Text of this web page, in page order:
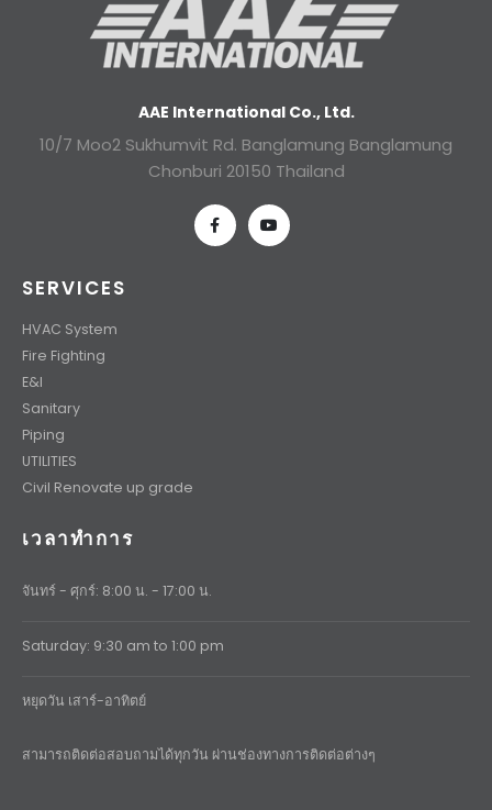
AAE International Co., Ltd.
10/7 Moo2 Sukhumvit Rd. Banglamung Banglamung
Chonburi 20150 Thailand
SERVICES
HVAC System
Fire Fighting
E&I
Sanitary
Piping
UTILITIES
Civil Renovate up grade
เวลาทำการ
จันทร์ - ศุกร์: 8:00 น. - 17:00 น.
Saturday: 9:30 am to 1:00 pm
หยุดวัน เสาร์-อาทิตย์
สามารถติดต่อสอบถามได้ทุกวัน ผ่านช่องทางการติดต่อต่างๆ